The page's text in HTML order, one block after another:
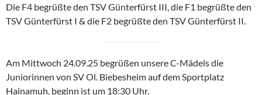
Die F4 begrüßte den TSV Günterfürst III, die F1 begrüßte den
TSV Günterfürst I & die F2 begrüßte den TSV Günterfürst II.
Am Mittwoch 24.09.25 begrüßen unsere C-Mädels die
Juniorinnen von SV Ol. Biebesheim auf dem Sportplatz
Hainamuh, beginn ist um 18:30 Uhr.